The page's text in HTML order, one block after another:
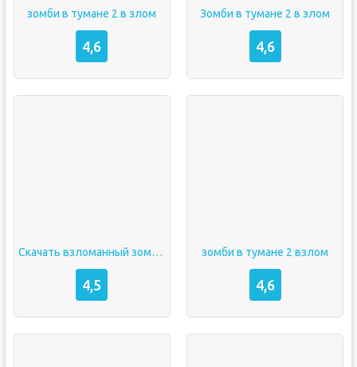
зомби в тумане 2 в злом
4,6
Зомби в тумане 2 в злом
4,6
Скачать взломанный зомби в тумане
4,5
зомби в тумане 2 взлом
4,6